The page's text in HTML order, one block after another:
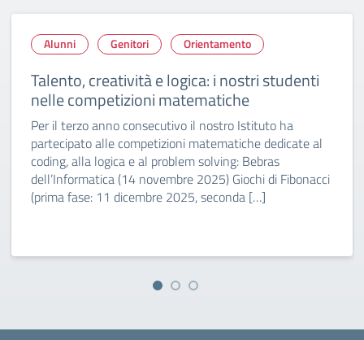
Alunni Genitori Orientamento
Talento, creatività e logica: i nostri studenti
nelle competizioni matematiche
Per il terzo anno consecutivo il nostro Istituto ha
partecipato alle competizioni matematiche dedicate al
coding, alla logica e al problem solving: Bebras
dell’Informatica (14 novembre 2025) Giochi di Fibonacci
(prima fase: 11 dicembre 2025, seconda […]